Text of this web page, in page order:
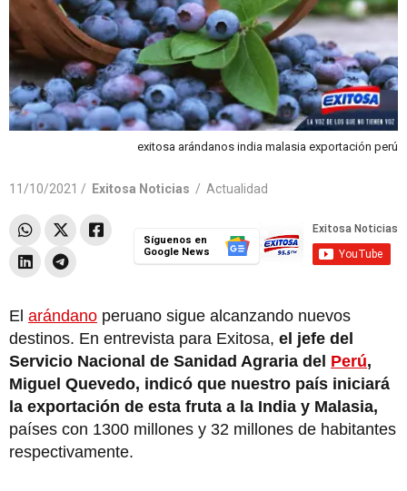
exitosa arándanos india malasia exportación perú
11/10/2021 / Exitosa Noticias / Actualidad
Síguenos en
Google News
El arándano peruano sigue alcanzando nuevos
destinos. En entrevista para Exitosa, el jefe del
Servicio Nacional de Sanidad Agraria del Perú,
Miguel Quevedo, indicó que nuestro país iniciará
la exportación de esta fruta a la India y Malasia,
países con 1300 millones y 32 millones de habitantes
respectivamente.